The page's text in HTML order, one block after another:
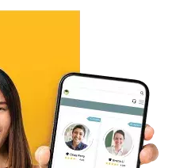
Riederwald,
Nied, Sindlingen, Zeilsheim,
Kalbach-
Bergen-Enkheim,
Berg